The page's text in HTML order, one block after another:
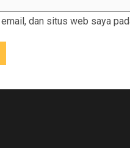
dan situs web saya